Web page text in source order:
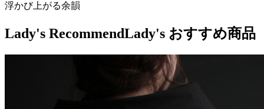
浮かび上がる余韻
Lady's RecommendLady's おすすめ商品